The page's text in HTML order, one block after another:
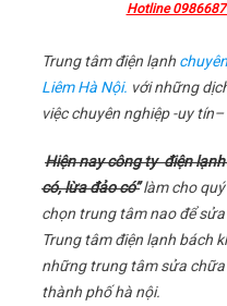
Hotline
Trung tâm điện lạnh
Liêm Hà Nội. với những
việc chuyên nghiệp -uy
Hiện nay công ty điện
có, lừa đảo có”làm cho quý
chọn trung tâm nao để
Trung tâm điện lạnh bách
những trung tâm sửa
thành phố hà nội.